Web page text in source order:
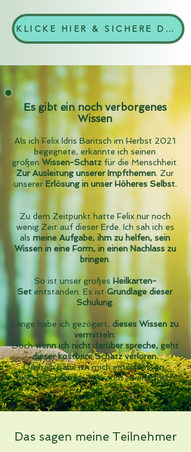
KLICKE HIER & SICHERE DEINEN PLATZ
Es gibt ein noch verborgenes
Wissen
Als ich Felix Idris Baritsch im Herbst 2021
begegnete, erkannte ich seinen
großen Wissen-Schatzfür die Menschheit.
Zur Ausleitung unserer Impfthemen . Zur
unserer Erlösung in unser Höheres Selbst.
Zu dem Zeitpunkt hatte Felix nur noch
wenig Zeit auf dieser Erde. Ich sah ich es
als meine Aufgabe, ihm zu helfen, sein
Wissen in eine Form, in einen Nachlass zu
bringen.
So ist unser großes Heilkarten-
Set entstanden. Es ist Grundlage dieser
Schulung.
Lange habe ich gezögert, dieses Wissen zu
vermitteln
Dochwenn ich nicht darüber spreche, geht
dieser kostbare Schatz verloren.
Deshalb habe ich mich entschlossen,
diesen Schulungs-Heilraum zu eröffnen.
Das sagen meine Teilnehmer